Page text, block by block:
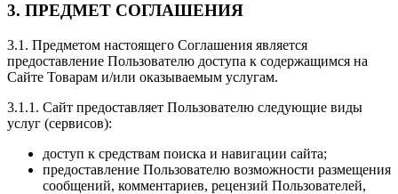
3. ПРЕДМЕТ СОГЛАШЕНИЯ
3.1. Предметом настоящего Соглашения является
предоставление Пользователю доступа к содержащимся на
Сайте Товарам и/или оказываемым услугам.
3.1.1. Сайт предоставляет Пользователю следующие виды
услуг (сервисов):
доступ к средствам поиска и навигации сайта;
предоставление Пользователю возможности размещения
сообщений, комментариев, рецензий Пользователей,